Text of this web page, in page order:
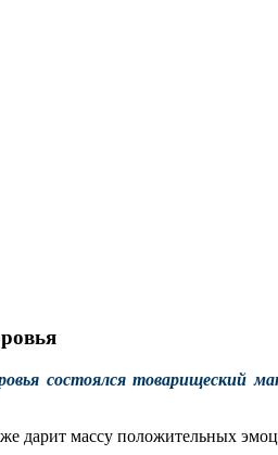
состоялся товарищеский
дарит массу положительных